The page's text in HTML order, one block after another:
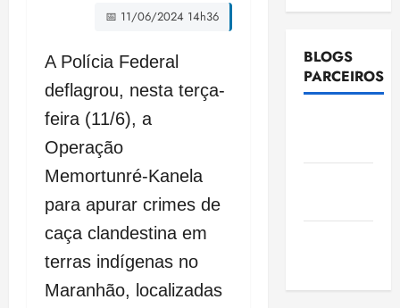
📅 11/06/2024 14h36
A Polícia Federal
deflagrou, nesta terça-
feira (11/6), a
Operação
Memortunré-Kanela
para apurar crimes de
caça clandestina em
terras indígenas no
Maranhão, localizadas
BLOGS
PARCEIROS